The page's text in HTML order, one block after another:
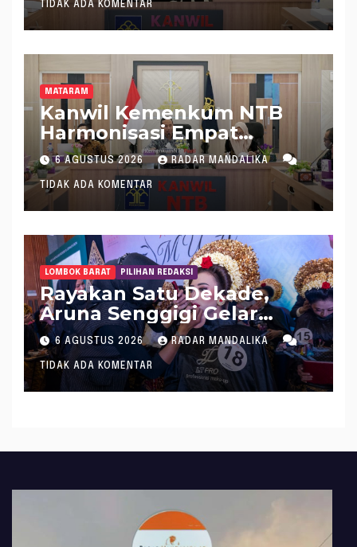
Harmonisasi Regulasi
TIDAK ADA KOMENTAR
MATARAM
Kanwil Kemenkum NTB
Harmonisasi Empat
Rapergub untuk Perkuat
Kepastian Hukum di NTB
6 AGUSTUS 2026 RADAR MANDALIKA
TIDAK ADA KOMENTAR
LOMBOK BARAT PILIHAN REDAKSI
Rayakan Satu Dekade,
Aruna Senggigi Gelar
Aruna Makeup Artist
Competition 2026
6 AGUSTUS 2026 RADAR MANDALIKA
TIDAK ADA KOMENTAR